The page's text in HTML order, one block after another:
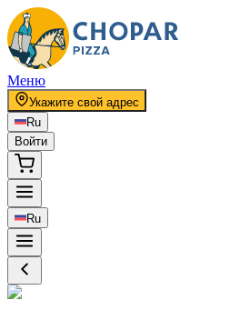
Меню
Укажите свой адрес
Ru
Войти
Ru